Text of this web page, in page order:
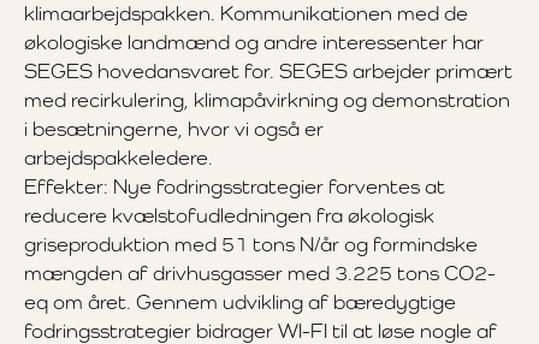
klimaarbejdspakken. Kommunikationen med de
økologiske landmænd og andre interessenter har
SEGES hovedansvaret for. SEGES arbejder primært
med recirkulering, klimapåvirkning og demonstration
i besætningerne, hvor vi også er
arbejdspakkeledere.
Effekter: Nye fodringsstrategier forventes at
reducere kvælstofudledningen fra økologisk
griseproduktion med 51 tons N/år og formindske
mængden af drivhusgasser med 3.225 tons CO2-
eq om året. Gennem udvikling af bæredygtige
fodringsstrategier bidrager WI-FI til at løse nogle af